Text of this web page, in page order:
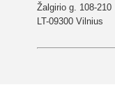
Žalgirio g. 108-210
LT-09300 Vilnius